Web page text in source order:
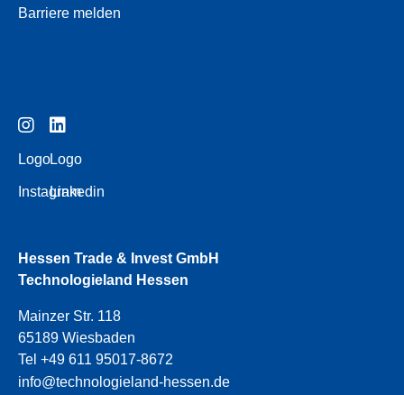
Barriere melden
Logo
Instagram
Logo
Linkedin
Hessen Trade & Invest GmbH
Technologieland Hessen
Mainzer Str. 118
65189 Wiesbaden
Tel +49 611 95017-8672
info@technologieland-hessen.de